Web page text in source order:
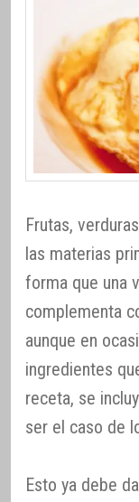
Frutas,
las materias
forma que una
complementa
aunque en
ingredientes
receta, se
ser el caso de
Esto ya debe